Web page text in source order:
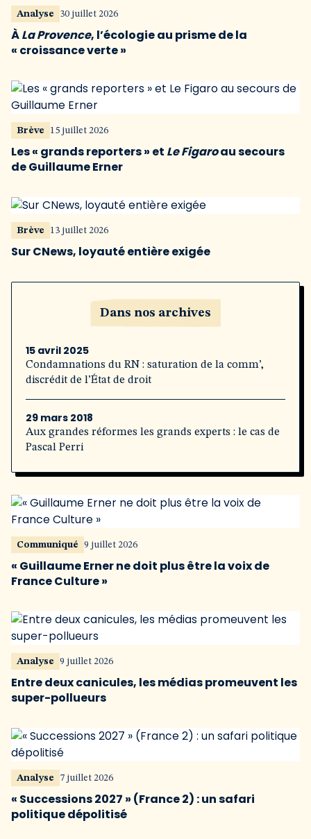
Analyse 30 juillet 2026
ÀLa Provence, l’écologie au prisme de la
« croissance verte »
Brève 15 juillet 2026
Les « grands reporters » et Le Figaroau secours
de Guillaume Erner
Brève 13 juillet 2026
Sur CNews, loyauté entière exigée
Dans nos archives
15 avril 2025
Condamnations du RN : saturation de la comm’,
discrédit de l’État de droit
29 mars 2018
Aux grandes réformes les grands experts : le cas de
Pascal Perri
Communiqué 9 juillet 2026
« Guillaume Erner ne doit plus être la voix de
France Culture »
Analyse 9 juillet 2026
Entre deux canicules, les médias promeuvent les
super-pollueurs
Analyse 7 juillet 2026
« Successions 2027 » (France 2) : un safari
politique dépolitisé